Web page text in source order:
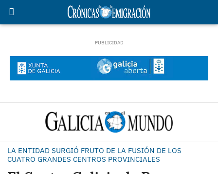
LA ENTIDAD SURGIÓ FRUTO DE LA FUSIÓN DE LOS
CUATRO GRANDES CENTROS PROVINCIALES